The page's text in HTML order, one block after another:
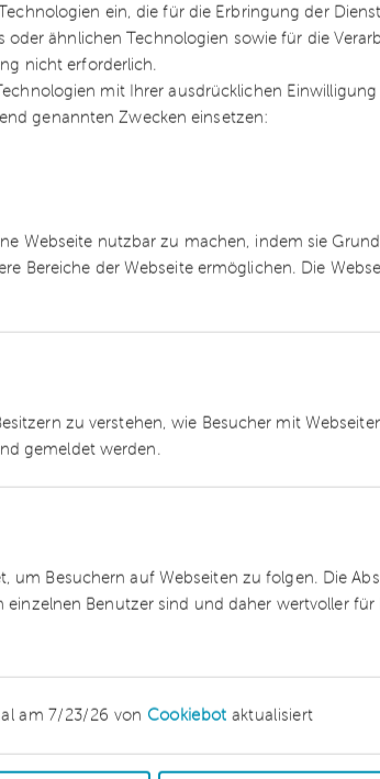
ein, die für die Erbringung der
ähnlichen Technologien sowie für die
nicht erforderlich.
mit Ihrer ausdrücklichen
genannten Zwecken einsetzen:
Webseite nutzbar zu machen, indem sie
Bereiche der Webseite ermöglichen. Die
zu verstehen, wie Besucher mit
gemeldet werden.
um Besuchern auf Webseiten zu folgen. Die
Benutzer sind und daher wertvoller
am 7/23/26 von Cookiebot aktualisiert
ganz neue Möglichkeiten, um in
Auch wenn das Abschießen hier
Selbstbestimmung, auf
im Jahr 2019
(DSGVO) liegt hinter uns.
über Prüfungen und Bußgelder,
wie und was genau prüfen die
Wir haben für Sie
der Prüfungen